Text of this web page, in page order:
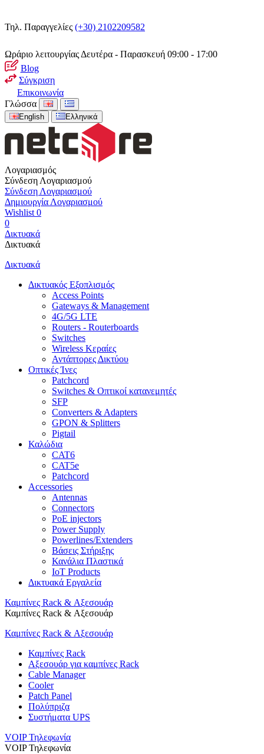
Τηλ. Παραγγελίες (+30) 2102209582
Ωράριο λειτουργίας Δευτέρα - Παρασκευή 09:00 - 17:00
Blog
Σύγκριση
Επικοινωνία
Γλώσσα
English Ελληνικά
Λογαριασμός
Σύνδεση Λογαριασμού
Σύνδεση Λογαριασμού
Δημιουργία Λογαριασμού
Wishlist 0
0
Δικτυακά
Δικτυακά
Δικτυακά
Δικτυακός Εξοπλισμός
Access Points
Gateways & Management
4G/5G LTE
Routers - Routerboards
Switches
Wireless Κεραίες
Αντάπτορες Δικτύου
Οπτικές Ίνες
Patchcord
Switches & Οπτικοί κατανεμητές
SFP
Converters & Adapters
GPON & Splitters
Pigtail
Καλώδια
CAT6
CAT5e
Patchcord
Accessories
Antennas
Connectors
PoE injectors
Power Supply
Powerlines/Extenders
Βάσεις Στήριξης
Κανάλια Πλαστικά
IoT Products
Δικτυακά Εργαλεία
Καμπίνες Rack & Αξεσουάρ
Καμπίνες Rack & Αξεσουάρ
Καμπίνες Rack & Αξεσουάρ
Καμπίνες Rack
Αξεσουάρ για καμπίνες Rack
Cable Manager
Cooler
Patch Panel
Πολύπριζα
Συστήματα UPS
VOIP Τηλεφωνία
VOIP Τηλεφωνία